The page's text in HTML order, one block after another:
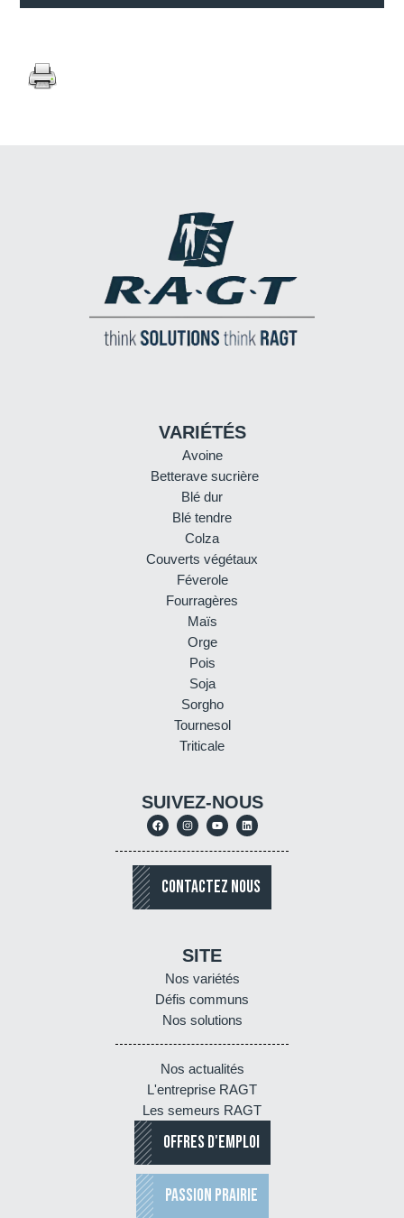
VARIÉTÉS
Avoine
Betterave sucrière
Blé dur
Blé tendre
Colza
Couverts végétaux
Féverole
Fourragères
Maïs
Orge
Pois
Soja
Sorgho
Tournesol
Triticale
SUIVEZ-NOUS
CONTACTEZ NOUS
SITE
Nos variétés
Défis communs
Nos solutions
Nos actualités
L'entreprise RAGT
Les semeurs RAGT
OFFRES D'EMPLOI
PASSION PRAIRIE